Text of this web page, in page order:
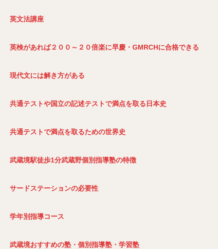
英文法講座
英検があれば２００～２０倍楽に早慶・GMRCHに合格できる
現代文には解き方がある
共通テストや国立の記述テストで満点を取る日本史
共通テストで満点を取るための世界史
武蔵境駅徒歩1分武蔵野個別指導塾の特徴
サードステーションの必要性
学年別指導コース
武蔵境おすすめの塾・個別指導塾・学習塾